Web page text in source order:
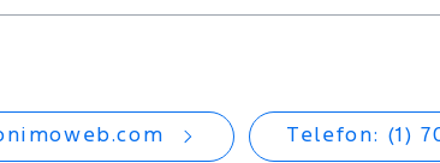
Telefon: (1)